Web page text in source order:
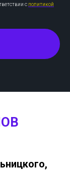
с политикой